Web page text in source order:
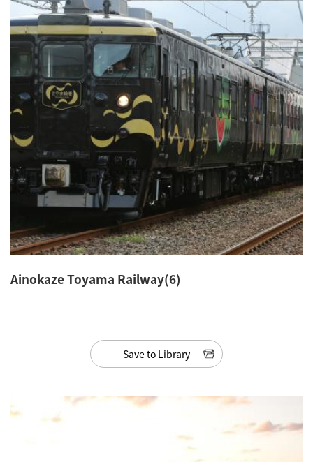
Ainokaze Toyama Railway(6)
Save to Library